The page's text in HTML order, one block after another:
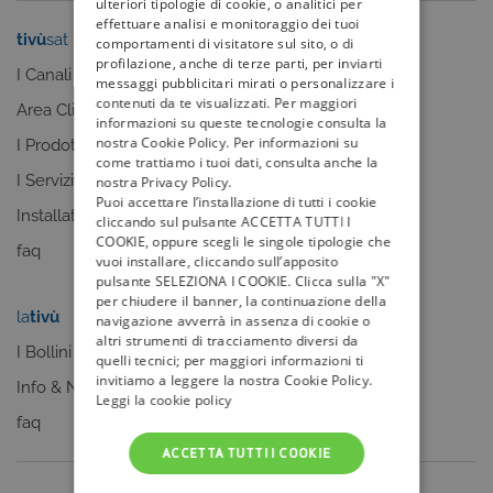
tivùsat
I Canali
Area Clienti
I Prodotti
I Servizi
Installatori
faq
tivù la guida
I programmi
I canali
La Guida +
lativù
I Bollini
Info & News
faq
mytivù
effettuare analisi e monitoraggio dei tuoi
comportamenti di visitatore sul sito, o di
profilazione, anche di terze parti, per inviarti
messaggi pubblicitari mirati o personalizzare i
contenuti da te visualizzati. Per maggiori
informazioni su queste tecnologie consulta la
nostra Cookie Policy. Per informazioni su
come trattiamo i tuoi dati, consulta anche la
nostra Privacy Policy.
Puoi accettare l’installazione di tutti i cookie
cliccando sul pulsante ACCETTA TUTTI I
COOKIE, oppure scegli le singole tipologie che
vuoi installare, cliccando sull’apposito
pulsante SELEZIONA I COOKIE. Clicca sulla "X"
per chiudere il banner, la continuazione della
navigazione avverrà in assenza di cookie o
altri strumenti di tracciamento diversi da
quelli tecnici; per maggiori informazioni ti
invitiamo a leggere la nostra Cookie Policy.
Leggi la cookie policy
ACCETTA TUTTI I COOKIE